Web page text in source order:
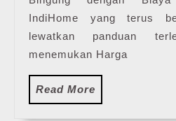
WiFi
IndiHome
Terbaru
IndiHome yang terus
lewatkan panduan
menemukan Harga
Read More
More